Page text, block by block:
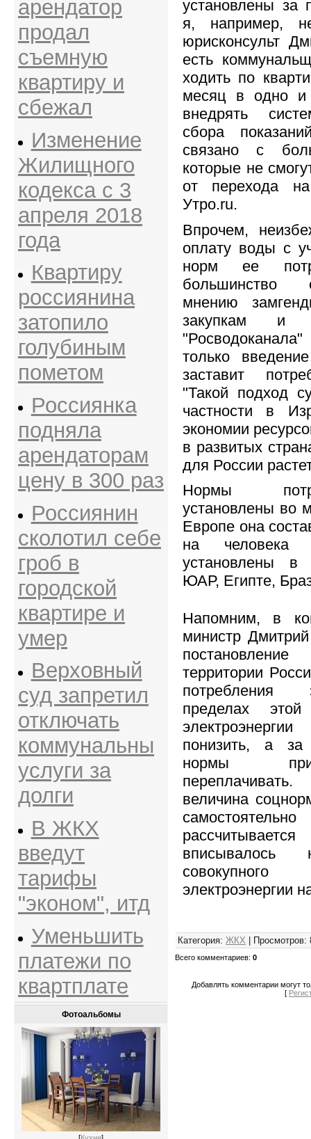
арендатор
продал
съемную
квартиру и
сбежал
Изменение
Жилищного
кодекса с 3
апреля 2018
года
Квартиру
россиянина
затопило
голубиным
пометом
Россиянка
подняла
арендаторам
цену в 300 раз
Россиянин
сколотил себе
гроб в
городской
квартире и
умер
Верховный
суд запретил
отключать
коммунальны
услуги за
долги
В ЖКХ
введут
тарифы
"эконом", итд
Уменьшить
платежи по
квартплате
Фотоальбомы
установлены за
я, например,
юрисконсульт
есть
ходить по
месяц в одно
внедрять
сбора
связано с
которые не
от перехода
Утро.ru.
Впрочем,
оплату воды с
норм ее
большинство
мнению
закупкам и
только
заставит
"Такой подход
частности в
экономии
в развитых
для России
Нормы
установлены во
Европе она
на
установлены в
ЮАР, Египте,
Напомним, в
министр
территории
потребления
пределах
понизить, а за
нормы
величина
электроэнергии
Категория: ЖКХ Просмотров:
Всего комментариев: 0
Добавлять комментарии могут
[